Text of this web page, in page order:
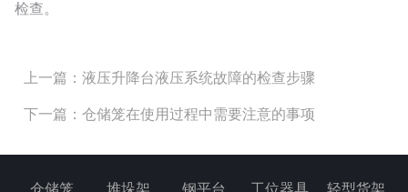
检查。
上一篇：液压升降台液压系统故障的检查步骤
下一篇：仓储笼在使用过程中需要注意的事项